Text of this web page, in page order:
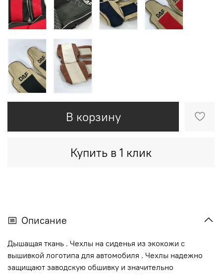
В корзину
Купить в 1 клик
Описание
Дышащая ткань . Чехлы на сиденья из экокожи с
вышивкой логотипа для автомобиля . Чехлы надежно
защищают заводскую обшивку и значительно